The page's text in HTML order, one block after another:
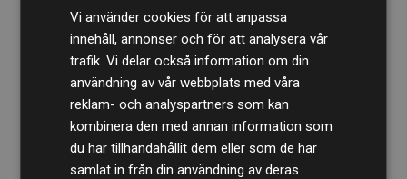
RevisionsbyrånBDOgranskar kontinuerligt våra
beräkningar och vår metod för att säkerställa
transparens och tillförlitlighet.
Deras granskning visar att våra investeringar i
Vi använder cookies för att anpassa
innehåll, annonser och för att analysera vår
trafik. Vi delar också information om din
användning av vår webbplats med våra
reklam- och analyspartners som kan
kombinera den med annan information som
du har tillhandahållit dem eller som de har
samlat in från din användning av deras